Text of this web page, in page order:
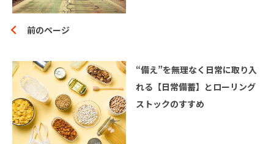
前のページ
“備え”を無理なく日常に取り入
れる【日常備蓄】とローリング
ストックのすすめ